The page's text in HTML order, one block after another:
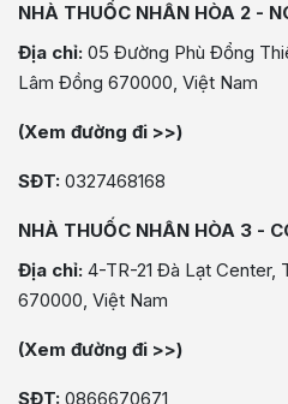
NHÀ THUỐC NHÂN HÒA 2 -
Địa chỉ: 05 Đường Phù Đổng
Lâm Đồng 670000, Việt Nam
(Xem đường đi >>)
SĐT: 0327468168
NHÀ THUỐC NHÂN HÒA 3 -
Địa chỉ: 4-TR-21 Đà Lạt Center,
670000, Việt Nam
(Xem đường đi >>)
SĐT: 0866670671